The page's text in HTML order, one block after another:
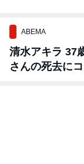
ABEMA
清水アキラ 37
さんの死去に